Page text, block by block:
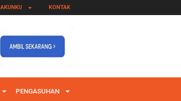
AKUNKU KONTAK
PENGASUHAN